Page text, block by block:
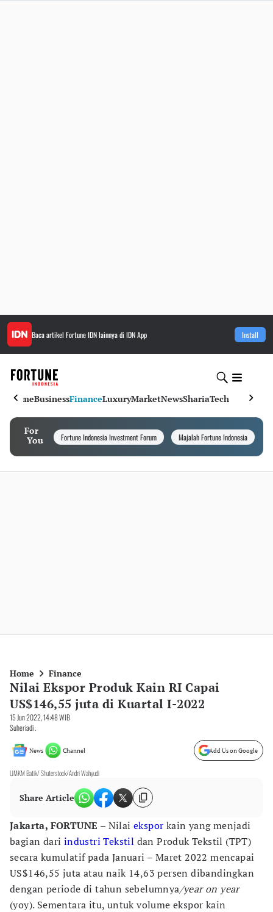
Baca artikel Fortune IDNlainnya di IDN App Install
HomeBusinessFinanceLuxuryMarketNewsShariaTech
For
You
Fortune Indonesia Investment Forum Majalah Fortune Indonesia
Home Finance
Nilai Ekspor Produk Kain RI Capai
US$146,55 juta di Kuartal I-2022
15 Jun 2022, 14:48 WIB
Suheriadi .
News Channel Add Us on Google
UMKM Batik/ Shuterstock/Andri Wahyudi
Share Article
Jakarta, FORTUNE – Nilaiekspor kain yang menjadi
bagian dari industri Tekstil dan Produk Tekstil (TPT)
secara kumulatif pada Januari – Maret 2022 mencapai
US$146,55 juta atau naik 14,63 persen dibandingkan
dengan periode di tahun sebelumnya/year on year
(yoy). Sementara itu, untuk volume ekspor kain